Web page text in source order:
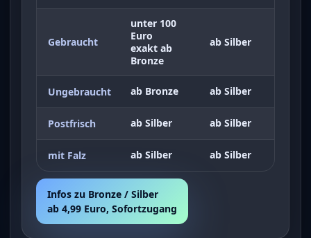
Gebraucht
unter 100
Euro
exakt ab
Bronze
ab Silber
Ungebraucht ab Bronze ab Silber
Postfrisch ab Silber ab Silber
mit Falz ab Silber ab Silber
Infos zu Bronze / Silber
ab 4,99 Euro, Sofortzugang